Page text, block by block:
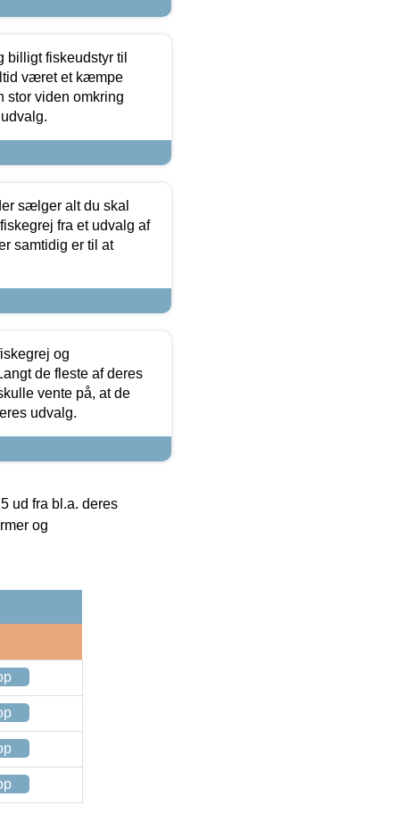
billigt fiskeudstyr til
været et kæmpe
stor viden omkring
sælger alt du skal
fra et udvalg af
samtidig er til at
og
de fleste af deres
vente på, at de
udvalg.
ud fra bl.a. deres
og